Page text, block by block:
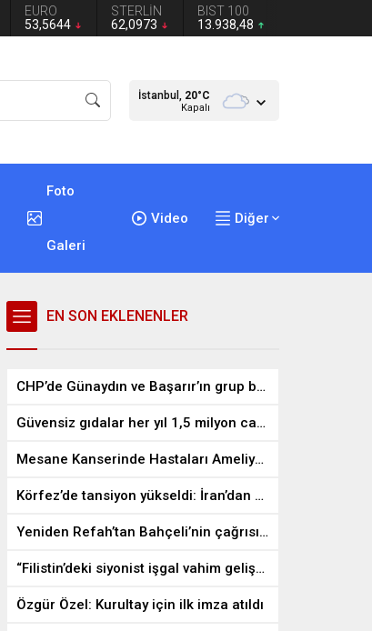
EURO
53,5644
STERLİN
62,0973
BIST 100
13.938,48
İstanbul, 20°C
Kapalı
Foto
Galeri
Video Diğer
EN SON EKLENENLER
CHP’de Günaydın ve Başarır’ın grup başkanvekilliği düştü
Güvensiz gıdalar her yıl 1,5 milyon can alıyor
Mesane Kanserinde Hastaları Ameliyattan Kurtaran İlaç
Körfez’de tansiyon yükseldi: İran’dan ABD üslerine misilleme
Yeniden Refah’tan Bahçeli’nin çağrısına destek
“Filistin’deki siyonist işgal vahim gelişmelere gebe”
Özgür Özel: Kurultay için ilk imza atıldı